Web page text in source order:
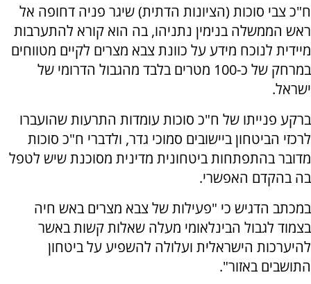
ח"כ צבי סוכות (הציונות הדתית) שיגר פניה דחופה אל
ראש הממשלה בנימין נתניהו, בה הוא קורא להתערבות
מיידית לנוכח מידע על כוונת צבא מצרים לקיים מטווחים
במרחק של כ-100 מטרים בלבד מהגבול הדרומי של
ישראל.
ברקע פנייתו של ח"כ סוכות עומדות התרעות שהועברו
לרכזי הביטחון ביישובים סמוכי גדר, ולדברי ח"כ סוכות
מדובר בהתפתחות ביטחונית מדינית מסוכנת שיש לטפל
בה בהקדם האפשרי.
במכתב הדגיש כי "פעילות של צבא מצרים באש חיה
בצמוד לגבול הבינלאומי מעלה שאלות קשות באשר
להיערכות הישראלית ועלולה להשפיע על ביטחון
התושבים באזור".